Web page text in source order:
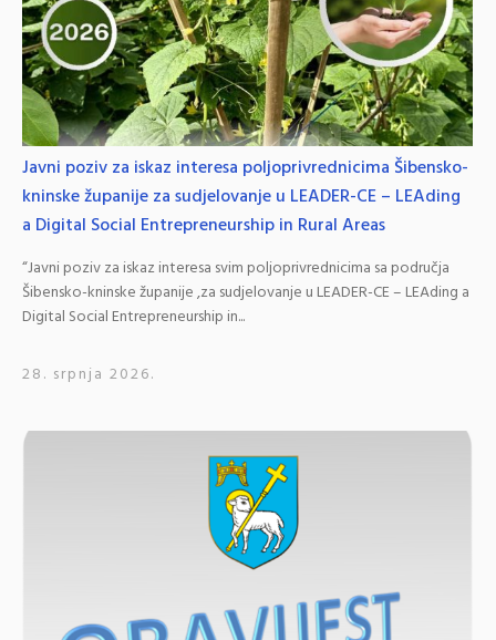
Javni poziv za iskaz interesa poljoprivrednicima Šibensko-
kninske županije za sudjelovanje u LEADER-CE – LEAding
a Digital Social Entrepreneurship in Rural Areas
“Javni poziv za iskaz interesa svim poljoprivrednicima sa područja
Šibensko-kninske županije ,za sudjelovanje u LEADER-CE – LEAding a
Digital Social Entrepreneurship in...
28. srpnja 2026.